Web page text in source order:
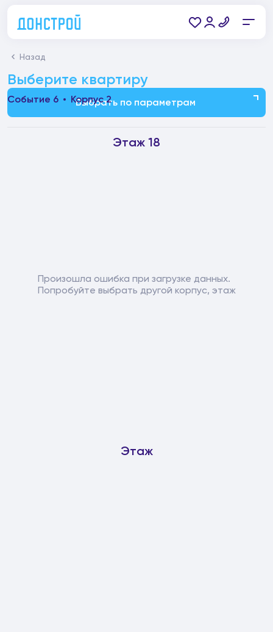
Назад
Выберите квартиру
Выбрать по параметрам
Событие 6 Корпус 2
Этаж 18
Произошла ошибка при загрузке данных.
Попробуйте выбрать другой корпус, этаж
Этаж